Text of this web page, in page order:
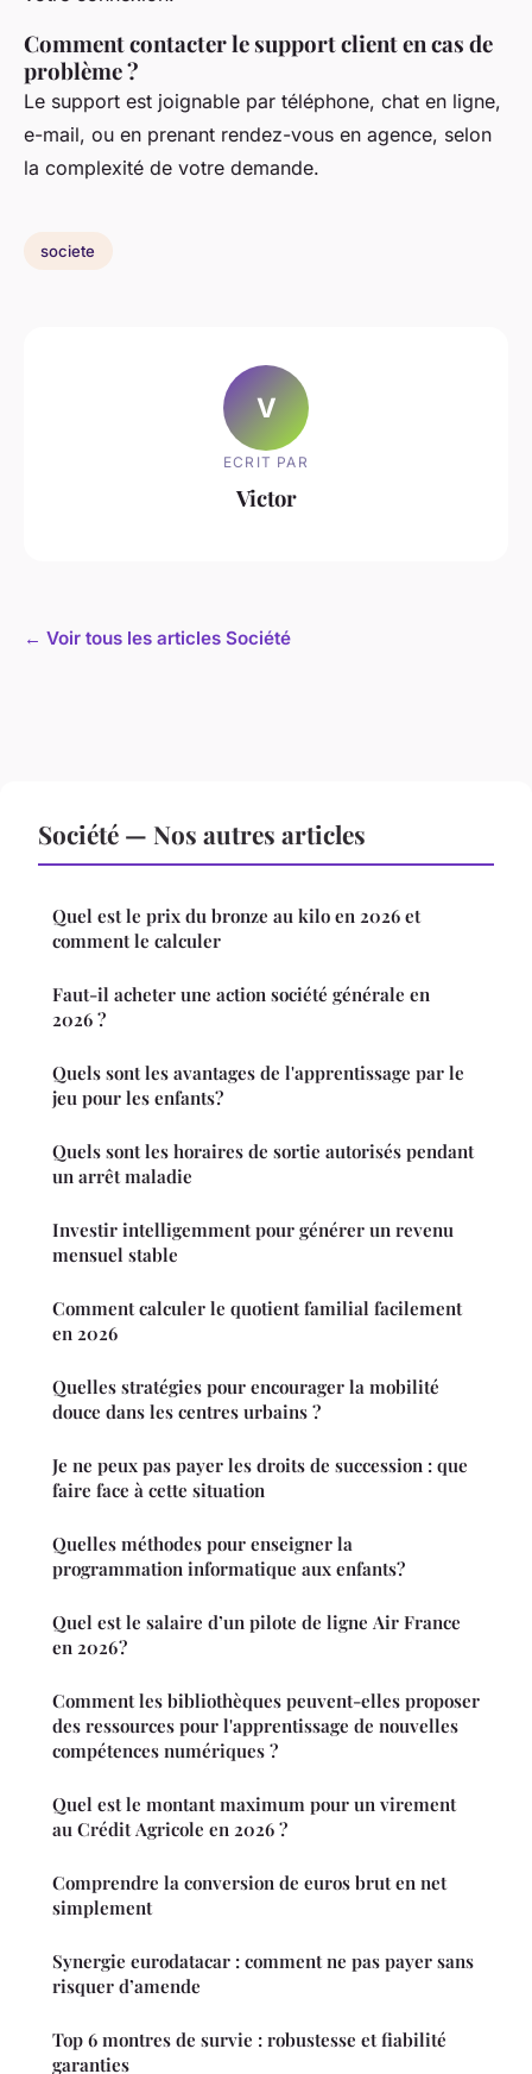
Comment contacter le support client en cas de
problème ?
Le support est joignable par téléphone, chat en ligne,
e-mail, ou en prenant rendez-vous en agence, selon
la complexité de votre demande.
societe
V
ECRIT PAR
Victor
← Voir tous les articles Société
Société — Nos autres articles
Quel est le prix du bronze au kilo en 2026 et
comment le calculer
Faut-il acheter une action société générale en
2026 ?
Quels sont les avantages de l'apprentissage par le
jeu pour les enfants?
Quels sont les horaires de sortie autorisés pendant
un arrêt maladie
Investir intelligemment pour générer un revenu
mensuel stable
Comment calculer le quotient familial facilement
en 2026
Quelles stratégies pour encourager la mobilité
douce dans les centres urbains ?
Je ne peux pas payer les droits de succession : que
faire face à cette situation
Quelles méthodes pour enseigner la
programmation informatique aux enfants?
Quel est le salaire d’un pilote de ligne Air France
en 2026 ?
Comment les bibliothèques peuvent-elles proposer
des ressources pour l'apprentissage de nouvelles
compétences numériques ?
Quel est le montant maximum pour un virement
au Crédit Agricole en 2026 ?
Comprendre la conversion de euros brut en net
simplement
Synergie eurodatacar : comment ne pas payer sans
risquer d’amende
Top 6 montres de survie : robustesse et fiabilité
garanties